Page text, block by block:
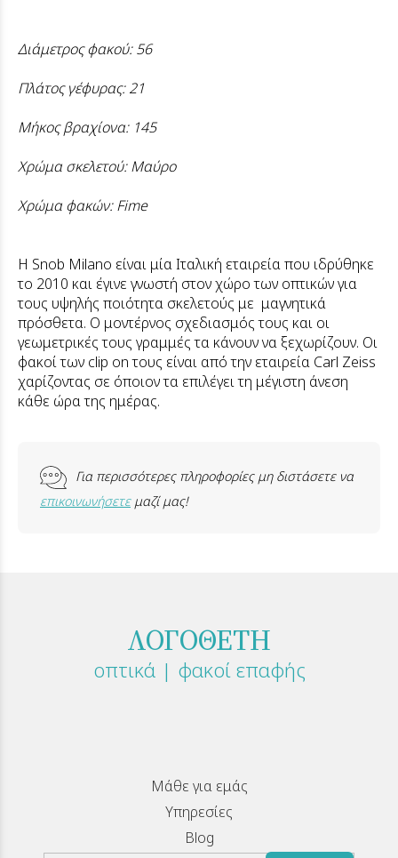
Διάμετρος φακού: 56
Πλάτος γέφυρας: 21
Μήκος βραχίονα: 145
Χρώμα σκελετού: Μαύρο
Χρώμα φακών: Fime
Η Snob Milano είναι μία Ιταλική εταιρεία που ιδρύθηκε
το 2010 και έγινε γνωστή στον χώρο των οπτικών για
τους υψηλής ποιότητα σκελετούς με μαγνητικά
πρόσθετα. Ο μοντέρνος σχεδιασμός τους και οι
γεωμετρικές τους γραμμές τα κάνουν να ξεχωρίζουν. Οι
φακοί των clip on τους είναι από την εταιρεία Carl Zeiss
χαρίζοντας σε όποιον τα επιλέγει τη μέγιστη άνεση
κάθε ώρα της ημέρας.
Για περισσότερες πληροφορίες μη διστάσετε να
επικοινωνήσετεμαζί μας!
ΛΟΓΟΘΕΤΗ
οπτικά | φακοί επαφής
Μάθε για εμάς
Υπηρεσίες
Blog